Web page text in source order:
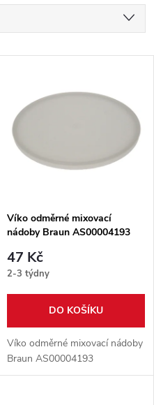
Víko odměrné mixovací
nádoby Braun AS00004193
47 Kč
2-3 týdny
DO KOŠÍKU
Víko odměrné mixovací nádoby
Braun AS00004193